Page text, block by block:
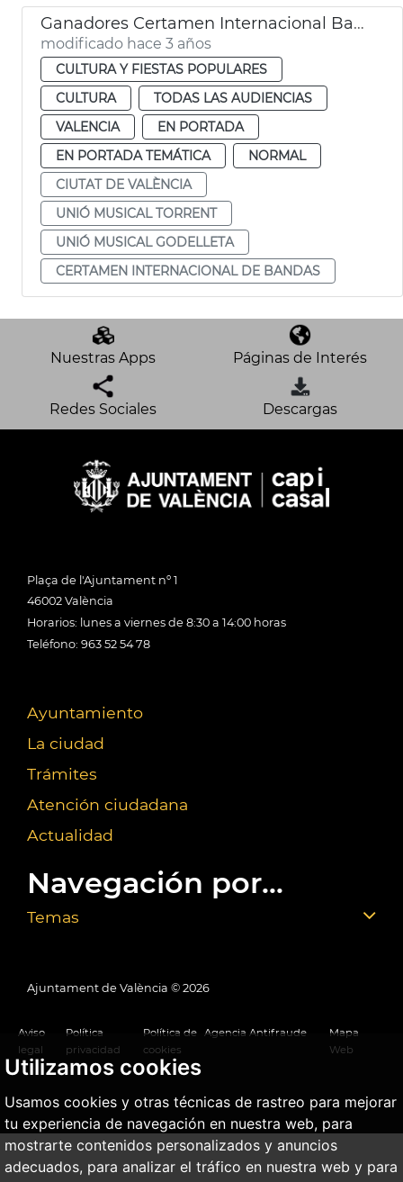
Utilizamos cookies
Usamos cookies y otras técnicas de rastreo para mejorar
tu experiencia de navegación en nuestra web, para
mostrarte contenidos personalizados y anuncios
adecuados, para analizar el tráfico en nuestra web y para
Ganadores Certamen Internacional Bandas Música
modificado hace 3 años
CULTURA Y FIESTAS POPULARES
CULTURA
TODAS LAS AUDIENCIAS
VALENCIA
EN PORTADA
EN PORTADA TEMÁTICA
NORMAL
CIUTAT DE VALÈNCIA
UNIÓ MUSICAL TORRENT
UNIÓ MUSICAL GODELLETA
CERTAMEN INTERNACIONAL DE BANDAS
Nuestras Apps Páginas de Interés
Redes Sociales Descargas
Plaça de l'Ajuntament nº 1
46002 València
Horarios: lunes a viernes de 8:30 a 14:00 horas
Teléfono: 963 52 54 78
Ayuntamiento
La ciudad
Trámites
Atención ciudadana
Actualidad
Navegación por...
Temas
Ajuntament de València © 2026
Aviso
legal
Política
privacidad
Política de
cookies
Agencia Antifraude
Mapa
Web